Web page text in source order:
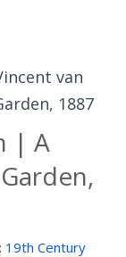
van
1887
| A
19th Century